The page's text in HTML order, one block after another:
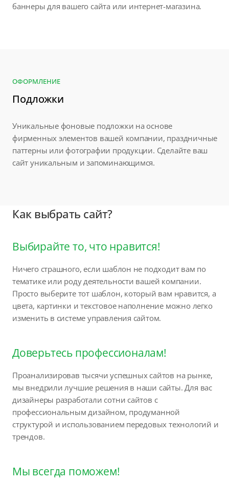
баннеры для вашего сайта или интернет-магазина.
ОФОРМЛЕНИЕ
Подложки
Уникальные фоновые подложки на основе
фирменных элементов вашей компании, праздничные
паттерны или фотографии продукции. Сделайте ваш
сайт уникальным и запоминающимся.
Как выбрать сайт?
Выбирайте то, что нравится!
Ничего страшного, если шаблон не подходит вам по
тематике или роду деятельности вашей компании.
Просто выберите тот шаблон, который вам нравится, а
цвета, картинки и текстовое наполнение можно легко
изменить в системе управления сайтом.
Доверьтесь профессионалам!
Проанализировав тысячи успешных сайтов на рынке,
мы внедрили лучшие решения в наши сайты. Для вас
дизайнеры разработали сотни сайтов с
профессиональным дизайном, продуманной
структурой и использованием передовых технологий и
трендов.
Мы всегда поможем!